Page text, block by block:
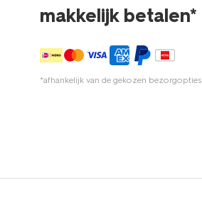
makkelijk betalen*
*afhankelijk van de gekozen bezorgopties